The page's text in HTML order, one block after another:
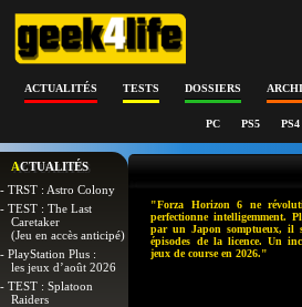
ACTUALITÉS TESTS DOSSIERS
PC PS5 PS4
ACTUALITÉS
- TRST : Astro Colony
- TEST : The Last
Caretaker
(Jeu en accès anticipé)
- PlayStation Plus :
les jeux d’août 2026
- TEST : Splatoon
Raiders
"Forza Horizon 6 ne
perfectionne intelligemment.
par un Japon somptueux, il
épisodes de la licence. Un
jeux de course en 2026."